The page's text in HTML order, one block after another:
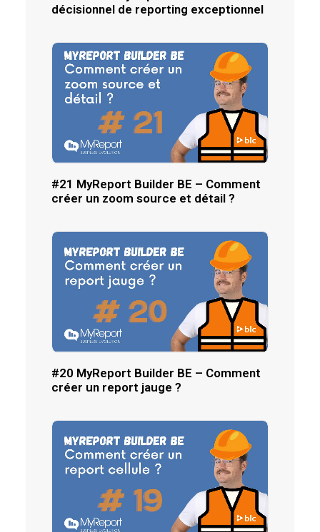
décisionnel de reporting exceptionnel
#21 MyReport Builder BE – Comment
créer un zoom source et détail ?
#20 MyReport Builder BE – Comment
créer un report jauge ?